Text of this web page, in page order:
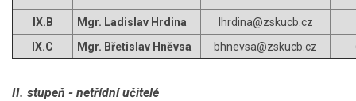
IX.B Mgr. Ladislav Hrdina lhrdina@zskucb.cz
IX.C
Mgr. Břetislav Hněvsa bhnevsa@zskucb.cz
II. stupeň - netřídní učitelé